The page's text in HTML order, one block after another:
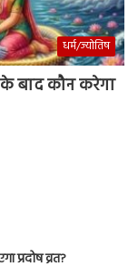
धर्म/ज्योतिष
बाद कौन करेगा
प्रदोष व्रत?